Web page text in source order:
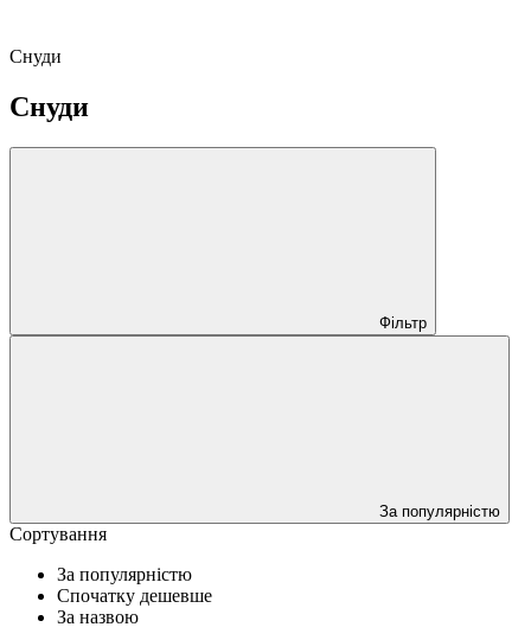
Снуди
Снуди
Фільтр
За популярністю
Сортування
За популярністю
Спочатку дешевше
За назвою